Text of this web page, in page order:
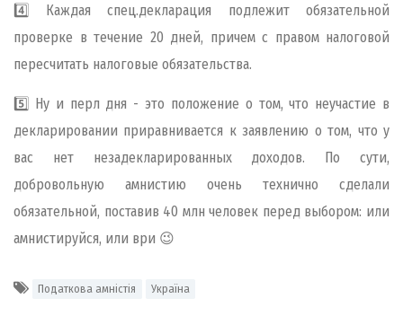
4️⃣ Каждая спец.декларация подлежит обязательной
проверке в течение 20 дней, причем с правом налоговой
пересчитать налоговые обязательства.
5️⃣ Ну и перл дня - это положение о том, что неучастие в
декларировании приравнивается к заявлению о том, что у
вас нет незадекларированных доходов. По сути,
добровольную амнистию очень технично сделали
обязательной, поставив 40 млн человек перед выбором: или
амнистируйся, или ври 😉
Податкова амністія Україна